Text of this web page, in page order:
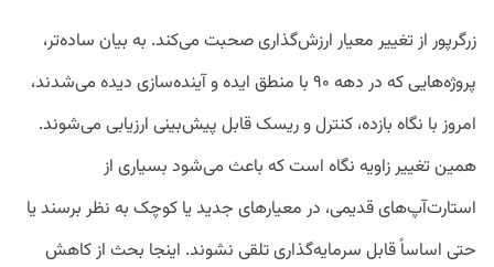
زرگرپور از تغییر معیار ارزش‌گذاری صحبت می‌کند. به بیان ساده‌تر،
پروژه‌هایی که در دهه ۹۰ با منطق ایده و آینده‌سازی دیده می‌شدند،
امروز با نگاه بازده، کنترل و ریسک قابل پیش‌بینی ارزیابی می‌شوند.
همین تغییر زاویه نگاه است که باعث می‌شود بسیاری از
استارت‌آپ‌های قدیمی، در معیارهای جدید یا کوچک به نظر برسند یا
حتی اساساً قابل سرمایه‌گذاری تلقی نشوند. اینجا بحث از کاهش